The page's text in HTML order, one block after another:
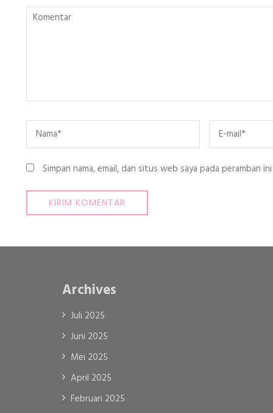
Komentar
Name Email
Simpan nama, email, dan situs web saya pada peramban
Archives
Juli 2025
Juni 2025
Mei 2025
April 2025
Februari 2025